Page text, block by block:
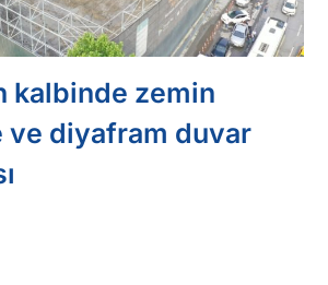
kalbinde zemin
diyafram duvar